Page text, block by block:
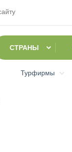
СТРАНЫ
Турфирмы